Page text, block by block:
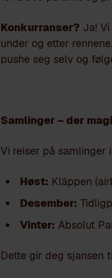
Konkurranser? Ja!
under og etter
pushe seg selv og
Samlinger – der
Vi reiser på samlinger
Høst: Kläppen
Desember:
Vinter: Absolut
Dette gir deg sjansen